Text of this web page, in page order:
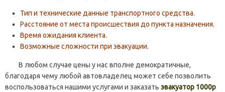
Тип и технические данные транспортного средства.
Расстояние от места происшествия до пункта назначения.
Время ожидания клиента.
Возможные сложности при эвакуации.
В любом случае цены у нас вполне демократичные,
благодаря чему любой автовладелец может себе позволить
воспользоваться нашими услугами и заказать эвакуатор 1000р